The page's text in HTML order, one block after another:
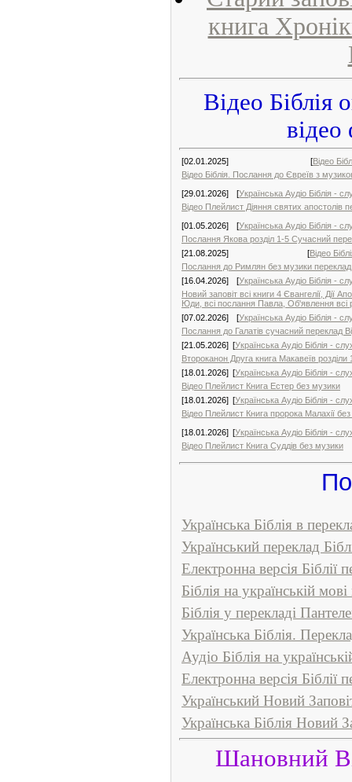
книга
Відео Біблія
[02.01.2025] [Відео
Відео Біблія. Послання до Євреїв з
[29.01.2026]
[Українська Аудіо Біблія -
Відео Плейлист Діяння святих апостолів
[01.05.2026]
[Українська Аудіо Біблія -
Послання Якова розділ 1-5 Сучасний
[21.08.2025]
[Відео
Послання до Римлян без музики переклад
[16.04.2026]
[Українська Аудіо Біблія -
Новий заповіт всі книги 4 Євангелії, Дії
Юди, всі послання Павла, Об'явлення всі
[07.02.2026]
[Українська Аудіо Біблія -
Послання до Галатів сучасний переклад
[21.05.2026] [Українська Аудіо Біблія -
Второканон Друга книга Макавеїв
[18.01.2026] [Українська Аудіо Біблія -
Відео Плейлист Книга Естер без музики
[18.01.2026] [Українська Аудіо Біблія -
Відео Плейлист Книга пророка Малахії
[18.01.2026] [Українська Аудіо Біблія -
Відео Плейлист Книга Суддів без музики
Українська Біблія в
Український переклад
Електронна версія Біблії
Біблія на українській
Біблія у перекладі
Українська Біблія.
Аудіо Біблія на
Електронна версія Біблії
Український Новий
Українська Біблія Новий
Шановний